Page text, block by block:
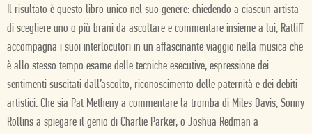
Il risultato è questo libro unico nel suo genere: chiedendo a ciascun artista
di scegliere uno o più brani da ascoltare e commentare insieme a lui, Ratliff
accompagna i suoi interlocutori in un affascinante viaggio nella musica che
è allo stesso tempo esame delle tecniche esecutive, espressione dei
sentimenti suscitati dall’ascolto, riconoscimento delle paternità e dei debiti
artistici. Che sia Pat Metheny a commentare la tromba di Miles Davis, Sonny
Rollins a spiegare il genio di Charlie Parker, o Joshua Redman a